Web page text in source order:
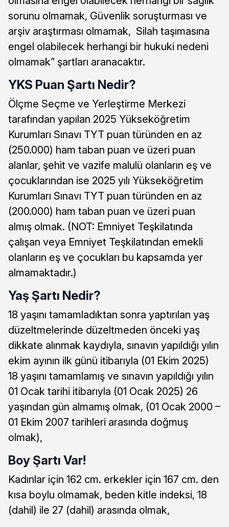
sorunu olmamak, Güvenlik soruşturması ve
arşiv araştırması olmamak, Silah taşımasına
engel olabilecek herhangi bir hukuki nedeni
olmamak” şartları aranacaktır.
YKS Puan Şartı Nedir?
Ölçme Seçme ve Yerleştirme Merkezi
tarafından yapılan 2025 Yükseköğretim
Kurumları Sınavı TYT puan türünden en az
(250.000) ham taban puan ve üzeri puan
alanlar, şehit ve vazife malulü olanların eş ve
çocuklarından ise 2025 yılı Yükseköğretim
Kurumları Sınavı TYT puan türünden en az
(200.000) ham taban puan ve üzeri puan
almış olmak. (NOT: Emniyet Teşkilatında
çalışan veya Emniyet Teşkilatından emekli
olanların eş ve çocukları bu kapsamda yer
almamaktadır.)
Yaş Şartı Nedir?
18 yaşını tamamladıktan sonra yaptırılan yaş
düzeltmelerinde düzeltmeden önceki yaş
dikkate alınmak kaydıyla, sınavın yapıldığı yılın
ekim ayının ilk günü itibarıyla (01 Ekim 2025)
18 yaşını tamamlamış ve sınavın yapıldığı yılın
01 Ocak tarihi itibarıyla (01 Ocak 2025) 26
yaşından gün almamış olmak, (01 Ocak 2000 –
01 Ekim 2007 tarihleri arasında doğmuş
olmak),
Boy Şartı Var!
Kadınlar için 162 cm. erkekler için 167 cm. den
kısa boylu olmamak, beden kitle indeksi, 18
(dahil) ile 27 (dahil) arasında olmak,